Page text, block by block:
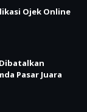
Ojek Online
Pasar Juara